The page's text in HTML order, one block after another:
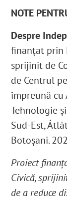
NOTE
Despre
finanțat prin
sprijinit de
de Centrul
împreună cu
Tehnologie
Sud-Est,
Botoşani.
Proiect
Civică,
de a reduce